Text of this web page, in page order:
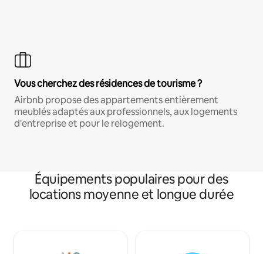
Vous cherchez des résidences de tourisme ?
Airbnb propose des appartements entièrement
meublés adaptés aux professionnels, aux logements
d'entreprise et pour le relogement.
Équipements populaires pour des
locations moyenne et longue durée